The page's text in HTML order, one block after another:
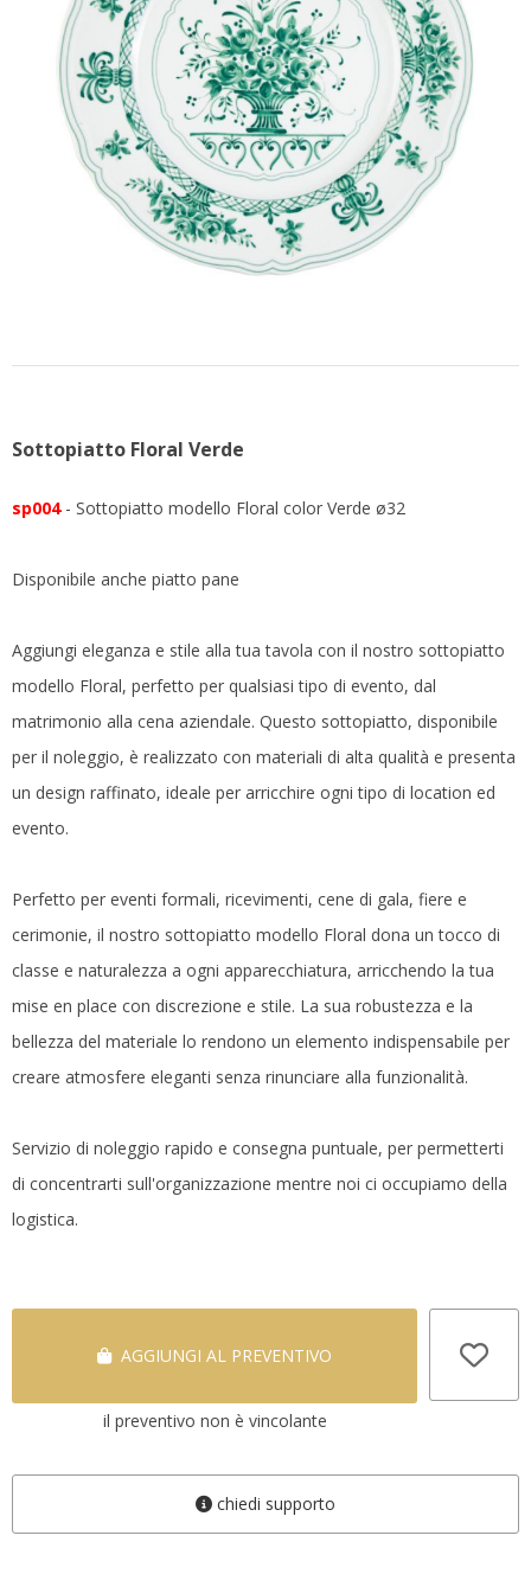
Sottopiatto Floral Verde
sp004- Sottopiatto modello Floral color Verde ø32
Disponibile anche piatto pane
Aggiungi eleganza e stile alla tua tavola con il nostro sottopiatto
modello Floral, perfetto per qualsiasi tipo di evento, dal
matrimonio alla cena aziendale. Questo sottopiatto, disponibile
per il noleggio, è realizzato con materiali di alta qualità e presenta
un design raffinato, ideale per arricchire ogni tipo di location ed
evento.
Perfetto per eventi formali, ricevimenti, cene di gala, fiere e
cerimonie, il nostro sottopiatto modello Floral dona un tocco di
classe e naturalezza a ogni apparecchiatura, arricchendo la tua
mise en place con discrezione e stile. La sua robustezza e la
bellezza del materiale lo rendono un elemento indispensabile per
creare atmosfere eleganti senza rinunciare alla funzionalità.
Servizio di noleggio rapido e consegna puntuale, per permetterti
di concentrarti sull'organizzazione mentre noi ci occupiamo della
logistica.
AGGIUNGI AL PREVENTIVO
il preventivo non è vincolante
chiedi supporto